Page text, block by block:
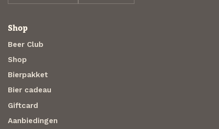
Shop
Beer Club
Shop
Bierpakket
Bier cadeau
Giftcard
Aanbiedingen